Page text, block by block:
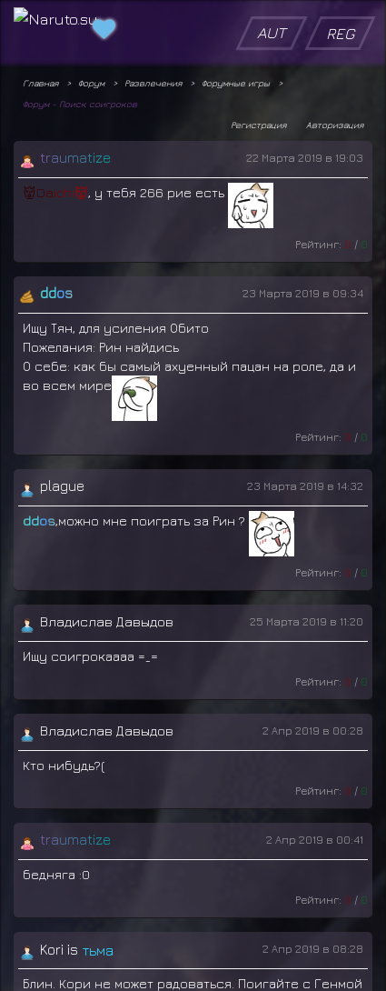
AUT REG
Главная Форум Развлечения
Форумные игры
Форум - Поиск соигроков
Авторизация
Регистрация
traumatize 22 Марта 2019 в 19:03
👹Daichi👹, у тебя 266 рие есть
Рейтинг: 0 / 0
ddos 23 Марта 2019 в 09:34
Ищу Тян, для усиления Обито
Пожелания: Рин найдись
О себе: как бы самый ахуенный пацан на роле, да и
во всем мире
Рейтинг: 0 / 0
plague 23 Марта 2019 в 14:32
ddos,можно мне поиграть за Рин ?
Рейтинг: 0 / 0
Владислав Давыдов 25 Марта 2019 в 11:20
Ищу соигрокаааа =_=
Рейтинг: 0 / 0
Владислав Давыдов 2 Апр 2019 в 00:28
Кто нибудь?(
Рейтинг: 0 / 0
traumatize 2 Апр 2019 в 00:41
бедняга :0
Рейтинг: 0 / 0
Kori is
тьма
нежно
одеялко
2 Апр 2019 в 08:28
Блин. Кори не может радоваться. Поигайте с Генмой